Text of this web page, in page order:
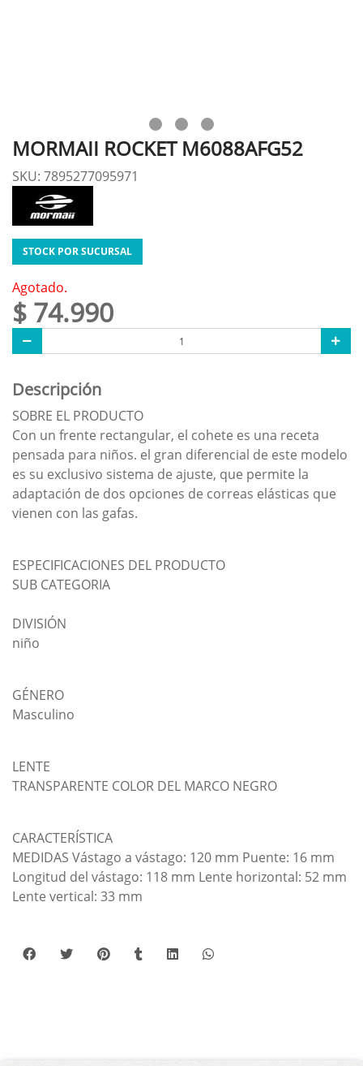
MORMAII ROCKET M6088AFG52
SKU: 7895277095971
STOCK POR SUCURSAL
Agotado.
$ 74.990
Descripción
SOBRE EL PRODUCTO
Con un frente rectangular, el cohete es una receta
pensada para niños. el gran diferencial de este modelo
es su exclusivo sistema de ajuste, que permite la
adaptación de dos opciones de correas elásticas que
vienen con las gafas.
ESPECIFICACIONES DEL PRODUCTO
SUB CATEGORIA
DIVISIÓN
niño
GÉNERO
Masculino
LENTE
TRANSPARENTE COLOR DEL MARCO NEGRO
CARACTERÍSTICA
MEDIDAS Vástago a vástago: 120 mm Puente: 16 mm
Longitud del vástago: 118 mm Lente horizontal: 52 mm
Lente vertical: 33 mm